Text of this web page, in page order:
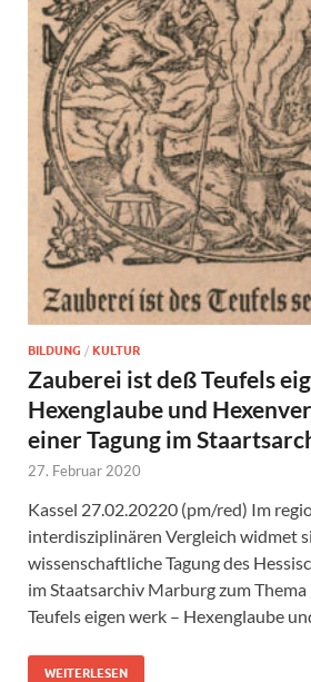
BILDUNG / KULTUR
Zauberei ist deß Teufels
Hexenglaube und
einer Tagung im
27. Februar 2020
Kassel 27.02.20220 (pm/red) Im
interdisziplinären Vergleich widmet
wissenschaftliche Tagung des
im Staatsarchiv Marburg zum
Teufels eigen werk – Hexenglaube
WEITERLESEN